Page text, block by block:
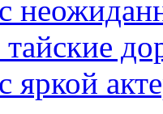
яркой